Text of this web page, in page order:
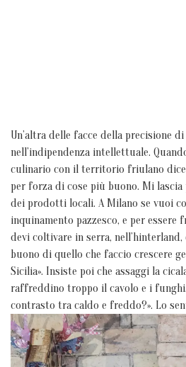
Un’altra delle facce della precisione
nell’indipendenza intellettuale.
culinario con il territorio friulano
per forza di cose più buono. Mi
dei prodotti locali. A Milano se vuoi
inquinamento pazzesco, e per
devi coltivare in serra,
buono di quello che faccio crescere
Sicilia». Insiste poi che assaggi la
raffreddino troppo il cavolo e i
contrasto tra caldo e freddo?». Lo